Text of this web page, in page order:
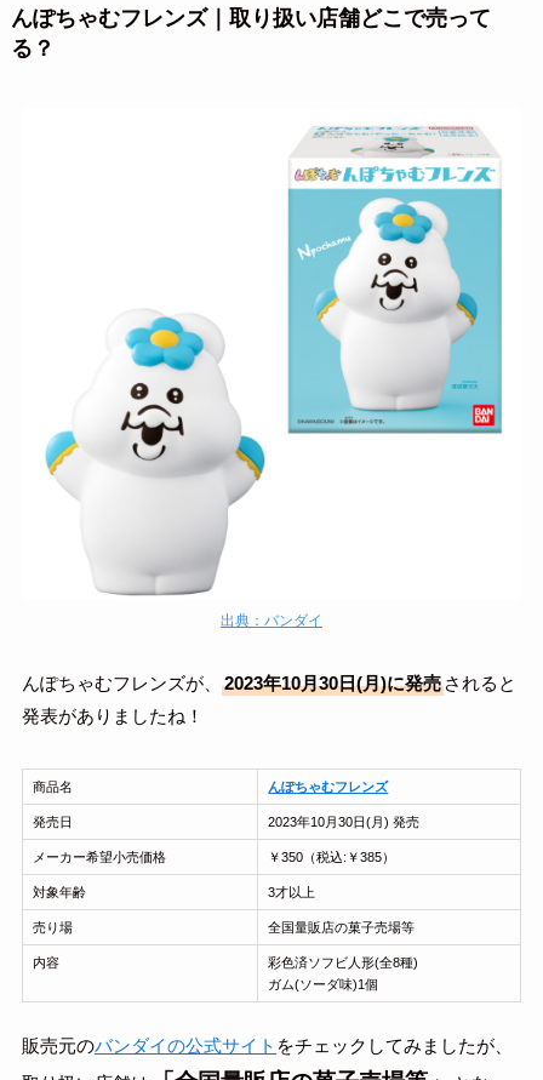
んぽちゃむフレンズ｜取り扱い店舗どこで売って
る？
出典：バンダイ
んぽちゃむフレンズが、 2023年10月30日(月)に発売されると
発表がありましたね！
商品名 んぽちゃむフレンズ
発売日 2023年10月30日(月) 発売
メーカー希望小売価格 ￥350（税込:￥385）
対象年齢 3才以上
売り場 全国量販店の菓子売場等
内容
彩色済ソフビ人形(全8種)
ガム(ソーダ味)1個
販売元のバンダイの公式サイト をチェックしてみましたが、